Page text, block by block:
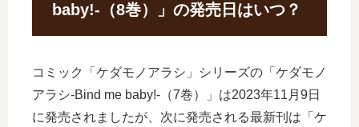
baby!-（8巻）」の発売日はいつ？
コミック「ケダモノアラシ」シリーズの「ケダモノ
アラシ-Bind me baby!-（7巻）」は2023年11月9日
に発売されましたが、次に発売される最新刊は「ケ